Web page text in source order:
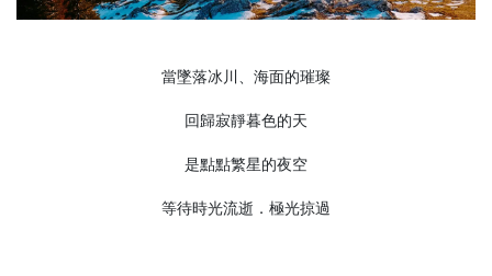
當墜落冰川、海面的璀璨
回歸寂靜暮色的天
是點點繁星的夜空
等待時光流逝．極光掠過